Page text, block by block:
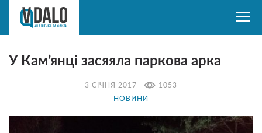
3 СІЧНЯ 2017 | 1053
НОВИНИ
У Кам’янці засяяла паркова арка